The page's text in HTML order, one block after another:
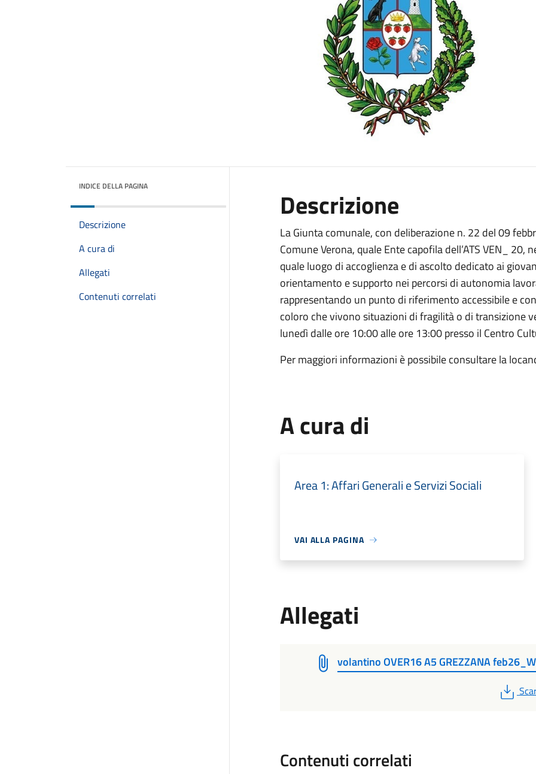
INDICE DELLA PAGINA
Descrizione
A cura di
Allegati
Contenuti correlati
Descrizione
La Giunta comunale, con deliberazione n. 22 del 09
Comune Verona, quale Ente capofila dell’ATS VEN_ 20,
quale luogo di accoglienza e di ascolto dedicato ai
orientamento e supporto nei percorsi di autonomia
rappresentando un punto di riferimento accessibile e
coloro che vivono situazioni di fragilità o di transizione
lunedì dalle ore 10:00 alle ore 13:00 presso il Centro
Per maggiori informazioni è possibile consultare la
A cura di
Area 1: Affari Generali e Servizi Sociali
VAI ALLA PAGINA
Allegati
volantino OVER16 A5 GREZZANA
PDF
Contenuti correlati